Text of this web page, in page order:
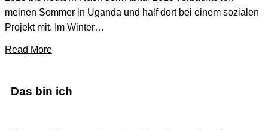
meinen Sommer in Uganda und half dort bei einem sozialen
Projekt mit. Im Winter…
Read More
Das bin ich